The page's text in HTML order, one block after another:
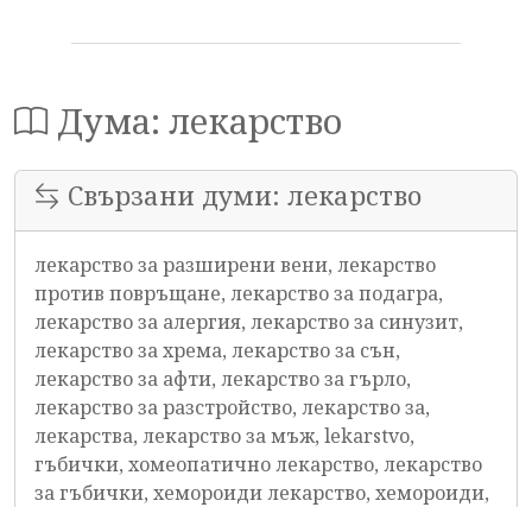
Дума: лекарство
Свързани думи: лекарство
лекарство за разширени вени, лекарство
против повръщане, лекарство за подагра,
лекарство за алергия, лекарство за синузит,
лекарство за хрема, лекарство за сън,
лекарство за афти, лекарство за гърло,
лекарство за разстройство, лекарство за,
лекарства, лекарство за мъж, lekarstvo,
гъбички, хомеопатично лекарство, лекарство
за гъбички, хемороиди лекарство, хемороиди,